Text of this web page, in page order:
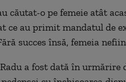
căutat-o pe femeie atât
ce au primit mandatul de
succes însă, femeia
a fost dată în urmărire